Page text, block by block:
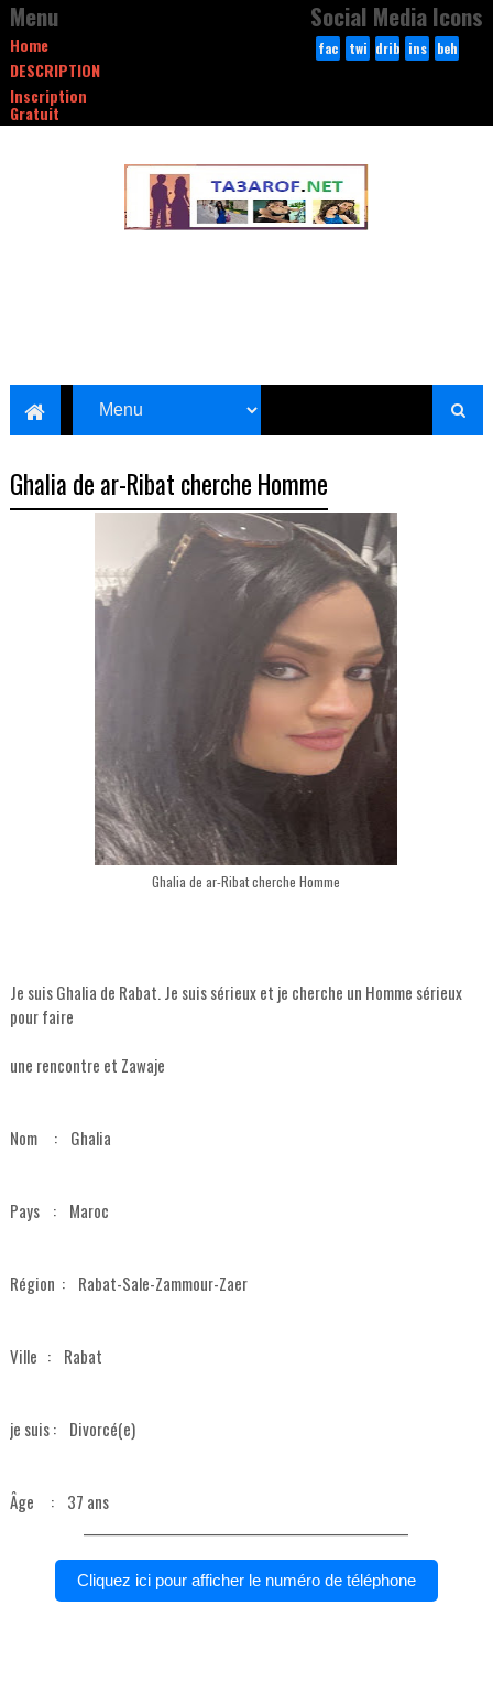
Menu
Home
DESCRIPTION
Inscription
Gratuit
Social Media Icons
fac
twi drib ins
beh
Ghalia de ar-Ribat cherche Homme
Ghalia de ar-Ribat cherche Homme
Je suis Ghalia de Rabat. Je suis sérieux et je cherche un Homme sérieux
pour faire
une rencontre et Zawaje
Nom : Ghalia
Pays : Maroc
Région : Rabat-Sale-Zammour-Zaer
Ville : Rabat
je suis : Divorcé(e)
Âge : 37 ans
Cliquez ici pour afficher le numéro de téléphone